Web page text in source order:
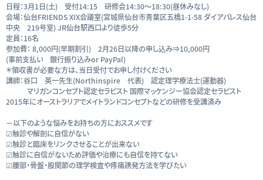
日程：3月1日(土) 受付14:15 研修会14:30～18:30(昼休みなし)
会場：仙台FRIENDS XIX会議室(宮城県仙台市青葉区五橋1-1-58 ダイアパレス仙台
中央 219号室) JR仙台駅西口より徒歩5分
定員：16名
参加費： 8,000円(早期割引) 2月26日以降の申し込み⇒10,000円
(事前支払い 銀行振り込みor PayPal)
＊領収書が必要な方は、当日受付でお申し付けください
講師：谷口 英一先生(Northinspire 代表) 認定理学療法士(運動器)
マリガンコンセプト認定セラピスト 国際マッケンジー協会認定セラピスト
2015年にオーストラリアでメイトランドコンセプトなどの研修を受講済み
－以下のような悩みをお持ちの方におススメです
☑触診や解剖に自信がない
☑触診と臨床をリンクさせることが出来ない
☑触診に自信がないため評価や治療にも自信を持てない
☑腰部・骨盤・股関節の理学検査や疼痛誘発方法を学びたい